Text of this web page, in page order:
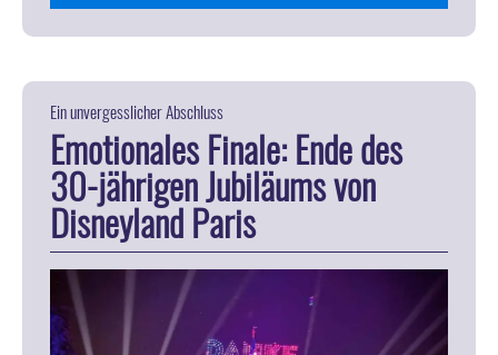
Ein unvergesslicher Abschluss
Emotionales Finale: Ende des
30-jährigen Jubiläums von
Disneyland Paris